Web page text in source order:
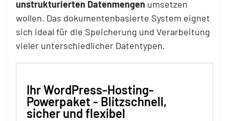
unstrukturierten Datenmengen umsetzen
wollen. Das dokumentenbasierte System eignet
sich ideal für die Speicherung und Verarbeitung
vieler unterschiedlicher Datentypen.
Ihr WordPress-Hosting-
Powerpaket - Blitzschnell,
sicher und flexibel